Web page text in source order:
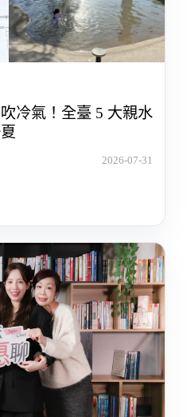
冷氣！全臺 5 大親水
2026-07-31